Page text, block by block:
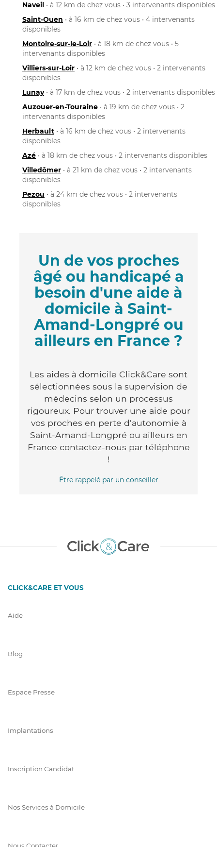
Naveil • à 12 km de chez vous • 3 intervenants disponibles
Saint-Ouen • à 16 km de chez vous • 4 intervenants
disponibles
Montoire-sur-le-Loir • à 18 km de chez vous • 5
intervenants disponibles
Villiers-sur-Loir • à 12 km de chez vous • 2 intervenants
disponibles
Lunay• à 17 km de chez vous • 2 intervenants disponibles
Auzouer-en-Touraine • à 19 km de chez vous • 2
intervenants disponibles
Herbault • à 16 km de chez vous • 2 intervenants
disponibles
Azé • à 18 km de chez vous • 2 intervenants disponibles
Villedômer • à 21 km de chez vous • 2 intervenants
disponibles
Pezou • à 24 km de chez vous • 2 intervenants
disponibles
Un de vos proches
âgé ou handicapé a
besoin d'une aide à
domicile à Saint-
Amand-Longpré ou
ailleurs en France ?
Les aides à domicile Click&Care sont
sélectionnées sous la supervision de
médecins selon un processus
rigoureux. Pour trouver une aide pour
vos proches en perte d'autonomie à
Saint-Amand-Longpré ou ailleurs en
France contactez-nous par téléphone
!
Être rappelé par un conseiller
CLICK&CARE ET VOUS
Aide
Blog
Espace Presse
Implantations
Inscription Candidat
Nos Services à Domicile